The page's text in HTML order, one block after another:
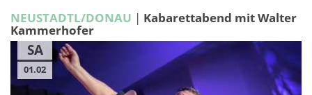
NEUSTADTL/DONAU | Kabarettabend mit Walter
Kammerhofer
SA
01.02